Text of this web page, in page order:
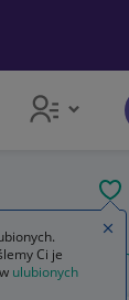
z
Ci je
ulubionych